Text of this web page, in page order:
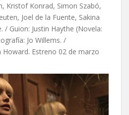
Kristof Konrad, Simon Szabó,
Joel de la Fuente, Sakina
/ Guion: Justin Haythe (Novela:
Jo Willems. /
Howard. Estreno 02 de marzo